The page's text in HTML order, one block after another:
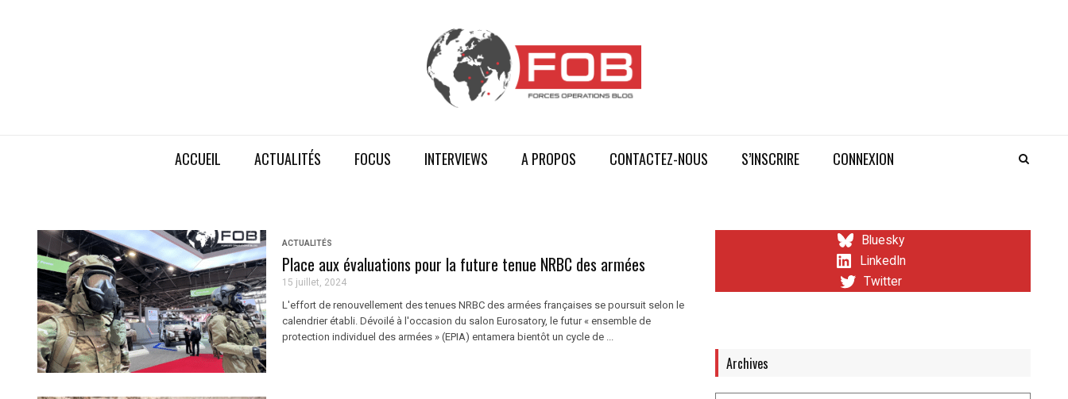
ACCUEIL ACTUALITÉS FOCUS INTERVIEWS A PROPOS CONTACTEZ-NOUS S’INSCRIRE CONNEXION
ACTUALITÉS
Place aux évaluations pour la future tenue NRBC des armées
15 juillet, 2024
L'effort de renouvellement des tenues NRBC des armées françaises se poursuit selon le
calendrier établi. Dévoilé à l'occasion du salon Eurosatory, le futur « ensemble de
protection individuel des armées » (EPIA) entamera bientôt un cycle de ...
Bluesky
LinkedIn
Twitter
Archives